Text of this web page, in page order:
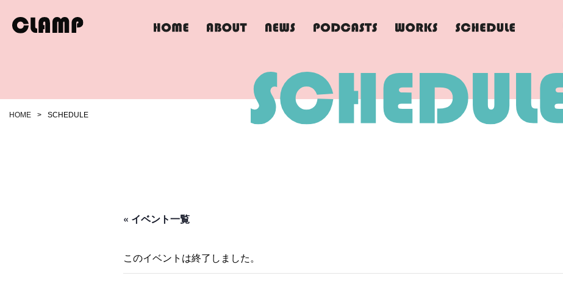
HOME > SCHEDULE
« イベント一覧
このイベントは終了しました。